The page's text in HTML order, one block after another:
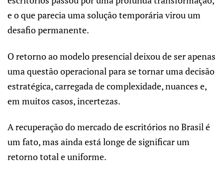
e o que parecia uma solução temporária virou um
desafio permanente.
O retorno ao modelo presencial deixou de ser apenas
uma questão operacional para se tornar uma decisão
estratégica, carregada de complexidade, nuances e,
em muitos casos, incertezas.
A recuperação do mercado de escritórios no Brasil é
um fato, mas ainda está longe de significar um
retorno total e uniforme.